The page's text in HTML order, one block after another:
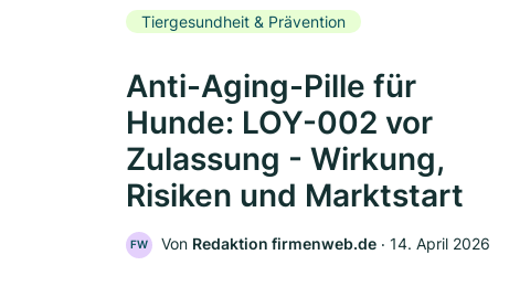
Tiergesundheit & Prävention
Anti-Aging-Pille für
Hunde: LOY-002 vor
Zulassung - Wirkung,
Risiken und Marktstart
FW Von Redaktion firmenweb.de ‧ 14. April 2026